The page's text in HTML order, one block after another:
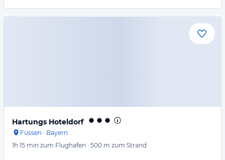
Hartungs Hoteldorf
Füssen · Bayern
1h 15 min zum Flughafen · 500 m zum Strand